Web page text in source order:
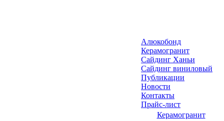
Алюкобонд
Керамогранит
Сайдинг Ханьи
Сайдинг виниловый
Публикации
Новости
Контакты
Прайс-лист
Керамогранит